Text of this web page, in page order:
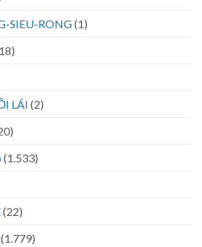
SIEU-RONG(1)
LÁI (2)
(1.533)
(22)
(1.779)